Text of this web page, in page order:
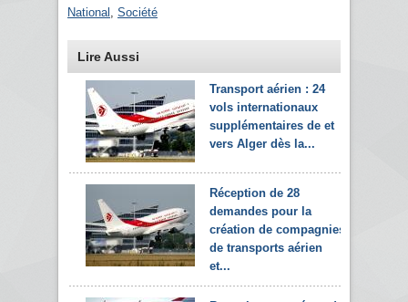
National Société
Lire Aussi
Transport aérien : 24
vols internationaux
supplémentaires de et
vers Alger dès la...
Réception de 28
demandes pour la
création de compagnies
de transports aérien
et...